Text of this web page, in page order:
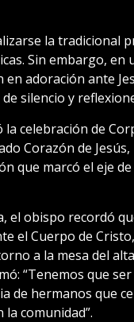
la tradicional
Sin embargo, en
adoración ante
silencio y
celebración de
Corazón de Jesús,
que marcó el eje de
el obispo recordó
el Cuerpo de
a la mesa del
“Tenemos que
de hermanos que
comunidad”.